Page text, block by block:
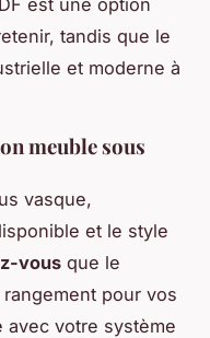
tandis que le
et moderne à
meuble sous
vasque,
et le style
vous que le
pour vos
votre système